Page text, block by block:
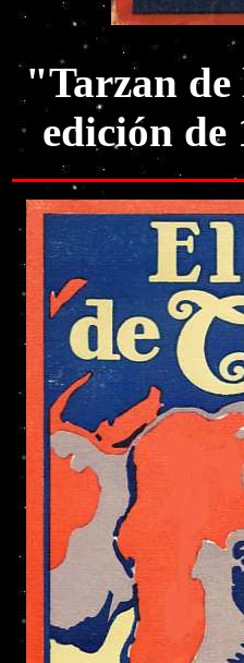
"Tarzan de
edición de